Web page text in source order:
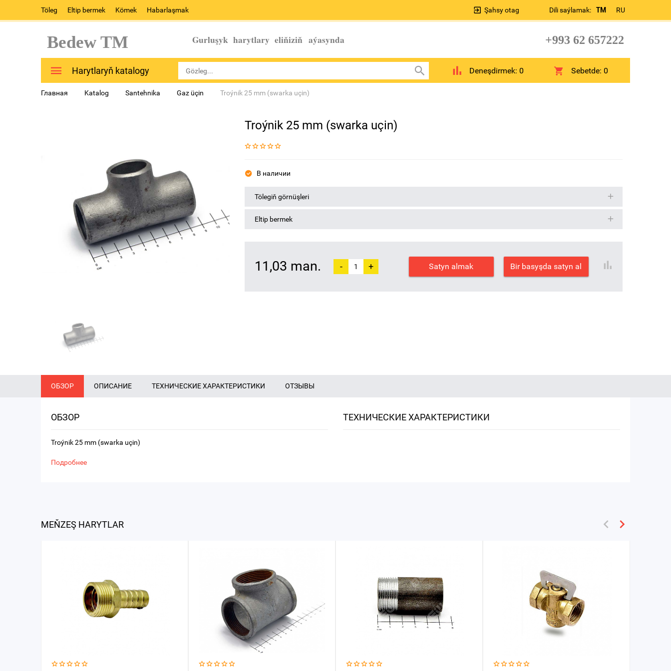
Töleg Eltip bermek Kömek Habarlaşmak Dili saýlamak: TM RU
Şahsy otag
Bedew TM Gurluşyk harytlary eliňiziň aýasynda +993 62 657222
Harytlaryň katalogy Deneşdirmek: 0 Sebetde:0
Главная Katalog Santehnika Gaz üçin Troýnik 25 mm (swarka uçin)
Troýnik 25 mm (swarka uçin)
В наличии
Tölegiň görnüşleri
Eltip bermek
11,03 man. - + Satyn almak Bir basyşda satyn al
ОБЗОР ОПИСАНИЕ ТЕХНИЧЕСКИЕ ХАРАКТЕРИСТИКИ ОТЗЫВЫ
ОБЗОР
Troýnik 25 mm (swarka uçin)
Подробнее
ТЕХНИЧЕСКИЕ ХАРАКТЕРИСТИКИ
MEŇZEŞ HARYTLAR